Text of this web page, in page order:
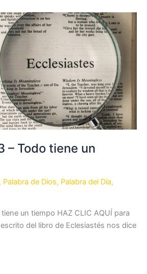
– Todo tiene un
, Palabra de Dios, Palabra del Día,
un tiempo HAZ CLIC AQUÍ para
del libro de Eclesiastés nos dice